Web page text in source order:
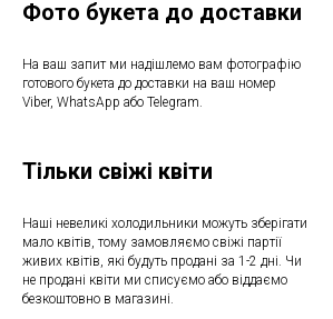
Фото букета до доставки
На ваш запит ми надішлемо вам фотографію
готового букета до доставки на ваш номер
Viber, WhatsApp або Telegram.
Тільки свіжі квіти
Наші невеликі холодильники можуть зберігати
мало квітів, тому замовляємо свіжі партії
живих квітів, які будуть продані за 1-2 дні. Чи
не продані квіти ми списуємо або віддаємо
безкоштовно в магазині.